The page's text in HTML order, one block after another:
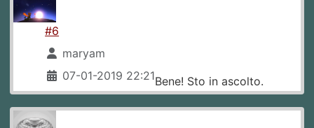
#6
maryam
07-01-2019 22:21Bene! Sto in ascolto.